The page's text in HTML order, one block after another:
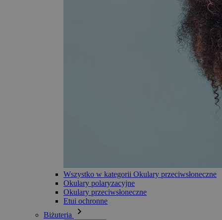
Wszystko w kategorii Okulary przeciwsłoneczne
Okulary polaryzacyjne
Okulary przeciwsłoneczne
Etui ochronne
Biżuteria